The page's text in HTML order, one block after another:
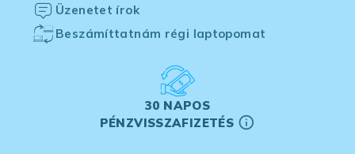
Üzenetet írok
Beszámíttatnám régi laptopomat
30 NAPOS
PÉNZVISSZAFIZETÉS